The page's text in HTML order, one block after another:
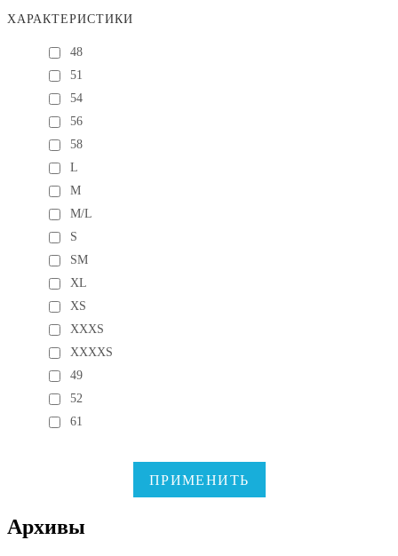
ХАРАКТЕРИСТИКИ
48
51
54
56
58
L
M
M/L
S
SM
XL
XS
XXXS
XXXXS
49
52
61
ПРИМЕНИТЬ
Архивы